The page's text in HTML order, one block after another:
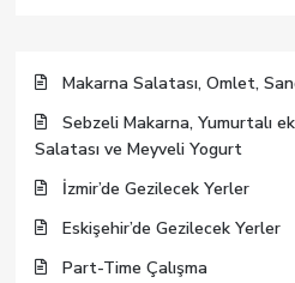
Makarna Salatası, Omlet,
Sebzeli Makarna, Yumurtalı
Salatası ve Meyveli Yogurt
İzmir’de Gezilecek Yerler
Eskişehir’de Gezilecek Yerler
Part-Time Çalışma